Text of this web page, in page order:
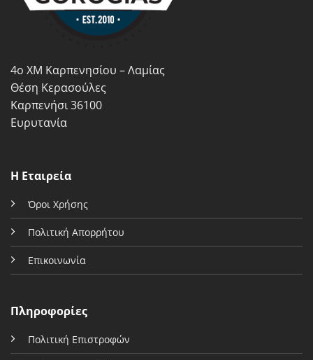
επιλεγούν
προϊόντος
επιλεγούν
4ο ΧΜ Καρπενησίου – Λαμίας
Θέση Κερασούλες
Καρπενήσι 36100
Ευρυτανία
Η Εταιρεία
Όροι Χρήσης
Πολιτική Απορρήτου
Επικοινωνία
Πληροφορίες
Πολιτική Επιστροφών